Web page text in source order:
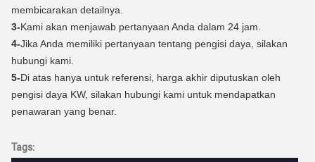
membicarakan detailnya.
3-Kami akan menjawab pertanyaan Anda dalam 24 jam.
4-Jika Anda memiliki pertanyaan tentang pengisi daya, silakan
hubungi kami.
5-Di atas hanya untuk referensi, harga akhir diputuskan oleh
pengisi daya KW, silakan hubungi kami untuk mendapatkan
penawaran yang benar.
Tags: